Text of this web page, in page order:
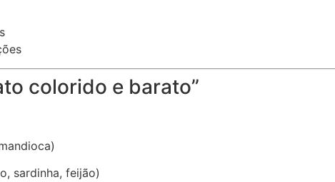
colorido e barato”
sardinha, feijão)